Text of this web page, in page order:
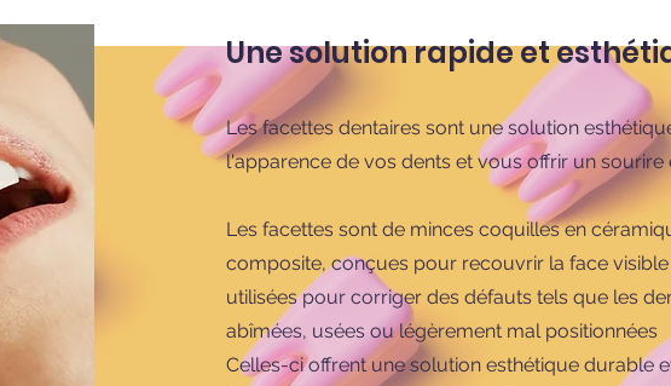
Une solution rapide et
Les facettes dentaires sont une solution
l'apparence de vos dents et vous offrir un sourire
Les facettes sont de minces coquilles en
composite, conçues pour recouvrir la face visible
utilisées pour corriger des défauts tels que les
abîmées, usées ou légèrement mal positionnées
Celles-ci offrent une solution esthétique durable